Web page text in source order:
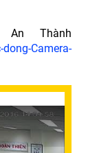
Thành
Camera-